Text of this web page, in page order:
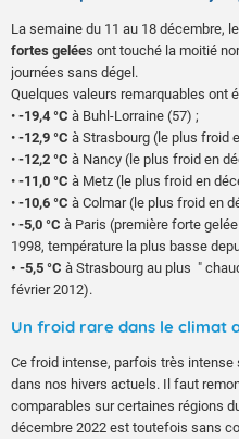
La semaine du 11 au 18 décembre,
fortes gelées ont touché la moitié
journées sans dégel.
Quelques valeurs remarquables ont
• -19,4 °C à Buhl-Lorraine (57) ;
• -12,9 °C à Strasbourg (le plus froid
• -12,2 °C à Nancy (le plus froid en
• -11,0 °C à Metz (le plus froid en
• -10,6 °C à Colmar (le plus froid en
• -5,0 °C à Paris (première forte
1998, température la plus basse
• -5,5 °C à Strasbourg au plus "
février 2012).
Un froid rare dans le climat
Ce froid intense, parfois très intense
dans nos hivers actuels. Il faut
comparables sur certaines régions
décembre 2022 est toutefois sans